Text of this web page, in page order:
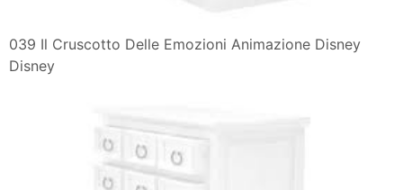
039 Il Cruscotto Delle Emozioni Animazione Disney
Disney